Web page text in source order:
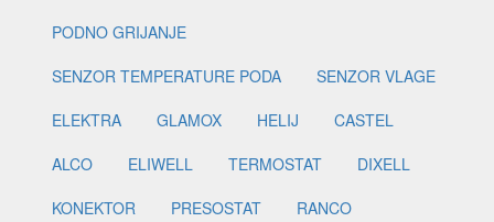
PODNO GRIJANJE
SENZOR TEMPERATURE PODA
SENZOR VLAGE
ELEKTRA
GLAMOX HELIJ
CASTEL
ALCO
ELIWELL TERMOSTAT
DIXELL
KONEKTOR
PRESOSTAT
RANCO